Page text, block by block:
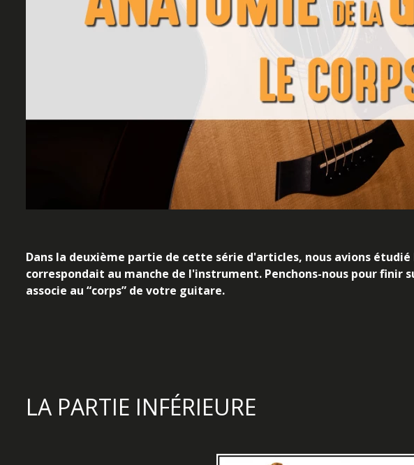
Dans la deuxième partie de cette série d'articles, nous avions
correspondait au manche de l'instrument. Penchons-nous pour finir
associe au “corps” de votre guitare.
LA PARTIE INFÉRIEURE